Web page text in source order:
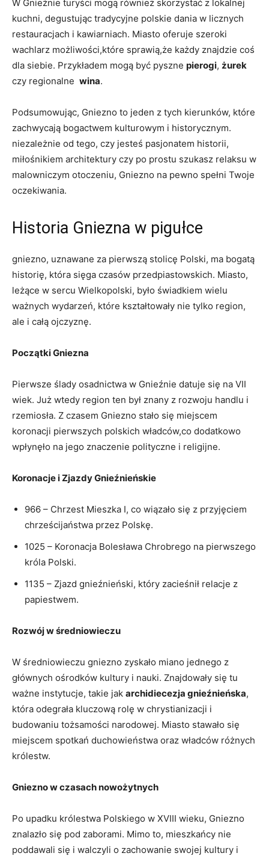
W Gnieźnie ​turyści mogą również skorzystać z lokalnej⁤
kuchni, degustując tradycyjne polskie ‌dania w ‍licznych​
restauracjach ‍i kawiarniach. Miasto oferuje szeroki
⁣wachlarz możliwości,które sprawią,że każdy‍ znajdzie coś
dla siebie.‍ Przykładem ‌mogą być pyszne pierogi, żurek
czy regionalne ⁢ wina.
Podsumowując, ⁤Gniezno to jeden z tych kierunków, które
‌zachwycają bogactwem ​kulturowym‌ i historycznym.
niezależnie od ⁣tego, ⁣czy jesteś⁢ pasjonatem ⁢historii,
miłośnikiem architektury ‌czy po prostu szukasz relaksu w
malowniczym otoczeniu, Gniezno ⁣na ⁤pewno spełni‍ Twoje
oczekiwania.
Historia ⁤Gniezna w‌ pigułce
gniezno, uznawane za pierwszą stolicę ​Polski, ma ⁤bogatą
historię, która‌ sięga czasów przedpiastowskich.‍ Miasto,
⁣leżące w ‍sercu ⁣Wielkopolski, było świadkiem⁤ wielu
‌ważnych wydarzeń, ‌które kształtowały nie⁢ tylko ‍region,
‍ale​ i ⁢całą ojczyznę.
Początki Gniezna
Pierwsze⁢ ślady ‌osadnictwa w Gnieźnie datuje się na VII
wiek. Już wtedy region​ ten był​ znany z rozwoju handlu i⁤
rzemiosła. Z czasem⁣ Gniezno stało się miejscem
koronacji pierwszych⁢ polskich ​władców,co dodatkowo
wpłynęło na‌ jego‌ znaczenie polityczne i​ religijne.
Koronacje ⁢i Zjazdy Gnieźnieńskie
966 – Chrzest Mieszka I, co ⁣wiązało‍ się z⁤ przyjęciem
chrześcijaństwa przez Polskę.
1025 – Koronacja Bolesława Chrobrego⁢ na pierwszego
króla Polski.
1135 – Zjazd gnieźnieński, który‍ zacieśnił relacje z
⁤papiestwem.
Rozwój w średniowieczu
W ‍średniowieczu gniezno ​zyskało⁣ miano jednego​ z‍
głównych‌ ośrodków kultury i nauki. Znajdowały się tu
ważne instytucje, takie jak archidiecezja gnieźnieńska,
która odegrała kluczową rolę⁢ w ⁤chrystianizacji i
budowaniu ‌tożsamości narodowej.‍ Miasto stawało ‌się⁤
miejscem⁢ spotkań ‌duchowieństwa⁣ oraz władców różnych
królestw.
Gniezno w​ czasach nowożytnych
Po upadku ⁤królestwa ​Polskiego w‍ XVIII wieku, ‌Gniezno
⁢znalazło się⁤ pod ​zaborami.⁣ Mimo to,⁤ mieszkańcy ​nie⁣
poddawali⁣ się i walczyli o zachowanie swojej kultury ‌i